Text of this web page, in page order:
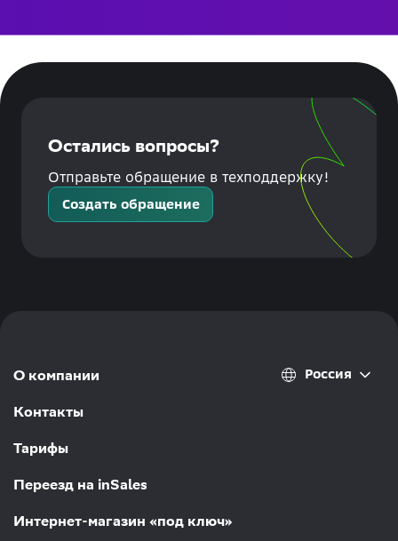
Остались вопросы?
Отправьте обращение в техподдержку!
Создать обращение
О компании
Контакты
Тарифы
Переезд на inSales
Интернет-магазин «под ключ»
Россия